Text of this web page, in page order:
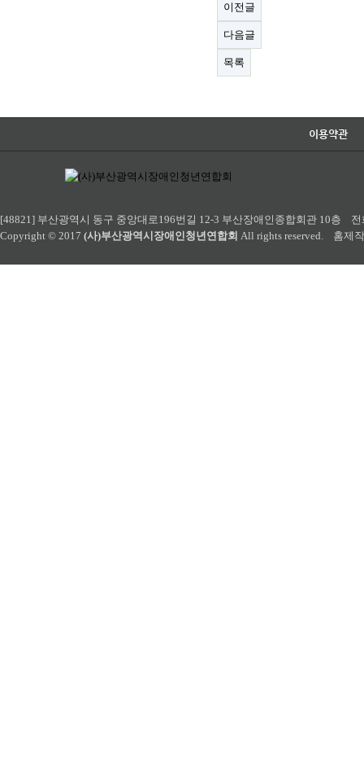
이전글
다음글
목록
이용약관
[48821] 부산광역시 동구 중앙대로196번길 12-3 부산장애인종합회관 10층
Copyright © 2017 (사)부산광역시장애인청년연합회 All rights reserved. 홈제